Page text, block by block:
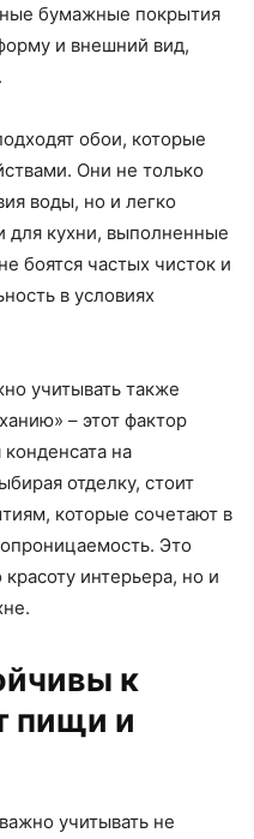
бумажные покрытия
и внешний вид,
обои, которые
Они не только
воды, но и легко
для кухни, выполненные
боятся частых чисток и
в условиях
учитывать также
– этот фактор
на
отделку, стоит
которые сочетают в
Это
интерьера, но и
к
пищи и
учитывать не